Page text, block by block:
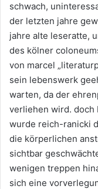
schwach,
der letzten jahre
jahre alte leseratte,
des kölner
von marcel
sein lebenswerk
warten, da der
verliehen wird. doch
wurde reich-ranicki
die körperlichen
sichtbar
wenigen treppen
sich eine